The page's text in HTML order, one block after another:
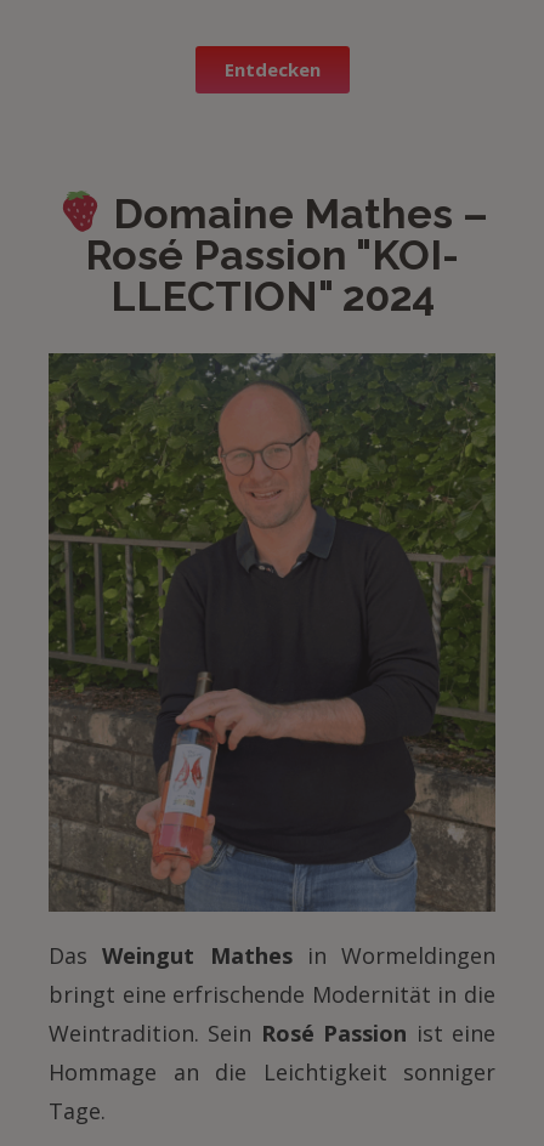
Entdecken
Domaine Mathes –
Rosé Passion "KOI-
LLECTION" 2024
DasWeingut Mathesin Wormeldingen
bringt eine erfrischende Modernität in die
Weintradition. Sein Rosé Passion ist eine
Hommage an die Leichtigkeit sonniger
Tage.